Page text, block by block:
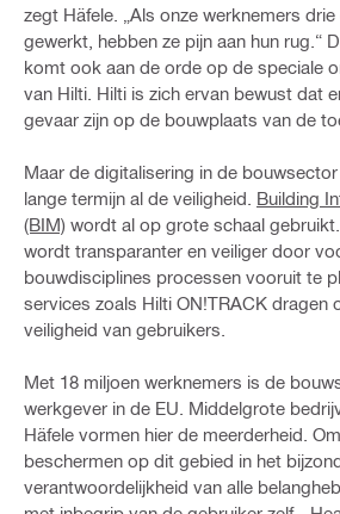
zegt Häfele. „Als onze werknemers
gewerkt, hebben ze pijn aan hun rug.“
komt ook aan de orde op de speciale
van Hilti. Hilti is zich ervan bewust dat
gevaar zijn op de bouwplaats van de
Maar de digitalisering in de
lange termijn al de veiligheid. Building
(BIM) wordt al op grote schaal
wordt transparanter en veiliger door
bouwdisciplines processen vooruit te
services zoals Hilti ON!TRACK dragen
veiligheid van gebruikers.
Met 18 miljoen werknemers is de
werkgever in de EU. Middelgrote
Häfele vormen hier de meerderheid.
beschermen op dit gebied in het
verantwoordelijkheid van alle